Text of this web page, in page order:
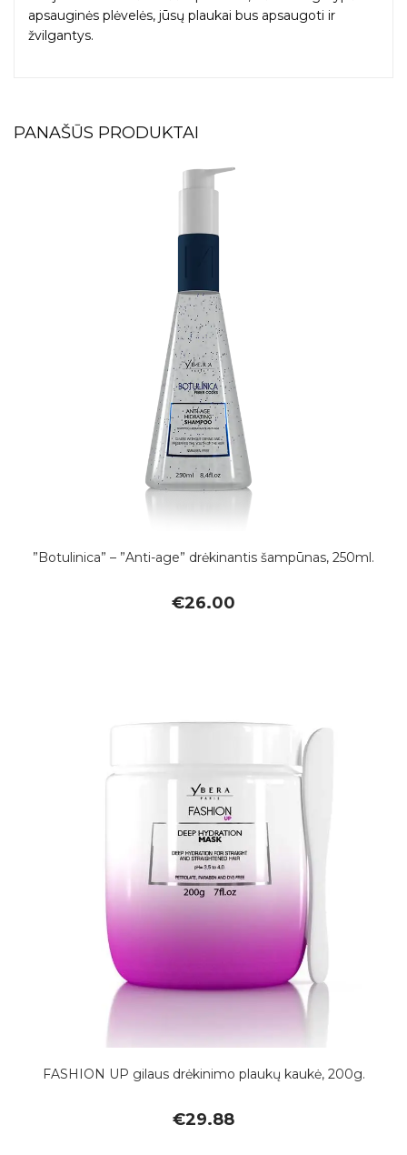
apsauginės plėvelės, jūsų plaukai bus apsaugoti ir
žvilgantys.
PANAŠŪS PRODUKTAI
”Botulinica” – ”Anti-age” drėkinantis šampūnas, 250ml.
€26.00
FASHION UP gilaus drėkinimo plaukų kaukė, 200g.
€29.88